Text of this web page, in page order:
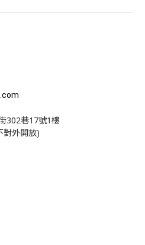
302巷17號1樓
對外開放)